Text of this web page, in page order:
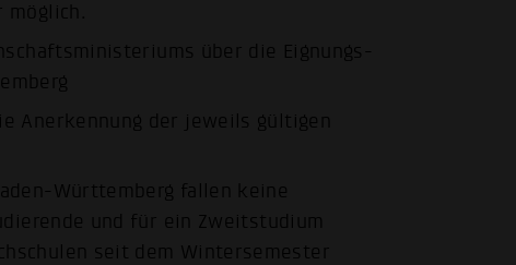
möglich.
über die Eignungs­
Anerkennung der jeweils gültigen
Württemberg fallen keine
und für ein Zweitstudium
seit dem Wintersemester